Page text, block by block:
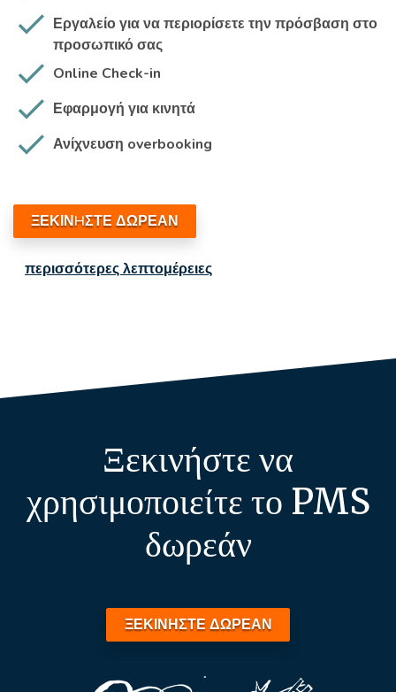
Εργαλείο για να περιορίσετε την πρόσβαση στο
προσωπικό σας
Online Check-in
Εφαρμογή για κινητά
Ανίχνευση overbooking
ΞΕΚΙΝHΣΤΕ ΔΩΡΕΑΝ
περισσότερες λεπτομέρειες
Ξεκινήστε να
χρησιμοποιείτε το PMS
δωρεάν
ΞΕΚΙΝΗΣΤΕ ΔΩΡΕΑΝ